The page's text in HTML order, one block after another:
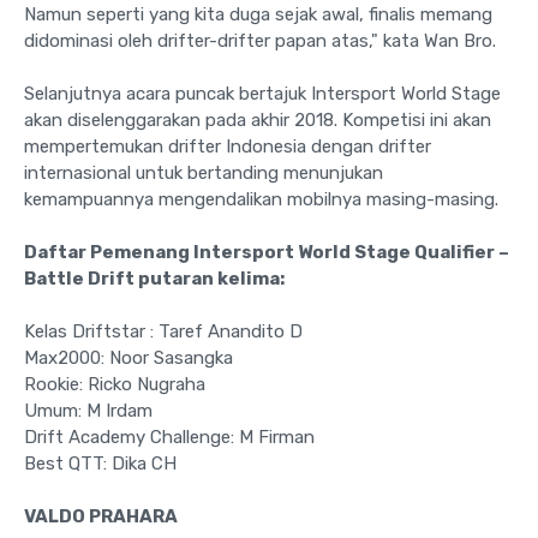
Namun seperti yang kita duga sejak awal, finalis memang
didominasi oleh drifter-drifter papan atas," kata Wan Bro.
Selanjutnya acara puncak bertajuk Intersport World Stage
akan diselenggarakan pada akhir 2018. Kompetisi ini akan
mempertemukan drifter Indonesia dengan drifter
internasional untuk bertanding menunjukan
kemampuannya mengendalikan mobilnya masing-masing.
Daftar Pemenang Intersport World Stage Qualifier –
Battle Drift putaran kelima:
Kelas Driftstar : Taref Anandito D
Max2000: Noor Sasangka
Rookie: Ricko Nugraha
Umum: M Irdam
Drift Academy Challenge: M Firman
Best QTT: Dika CH
VALDO PRAHARA